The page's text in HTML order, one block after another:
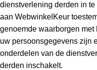
dienstverlening derden in
aan WebwinkelKeur
genoemde waarborgen
uw persoonsgegevens zijn
onderdelen van de
derden inschakelt.